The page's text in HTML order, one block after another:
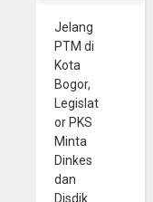
Jelang
PTM di
Kota
Bogor,
Legislat
or PKS
Minta
Dinkes
dan
Disdik